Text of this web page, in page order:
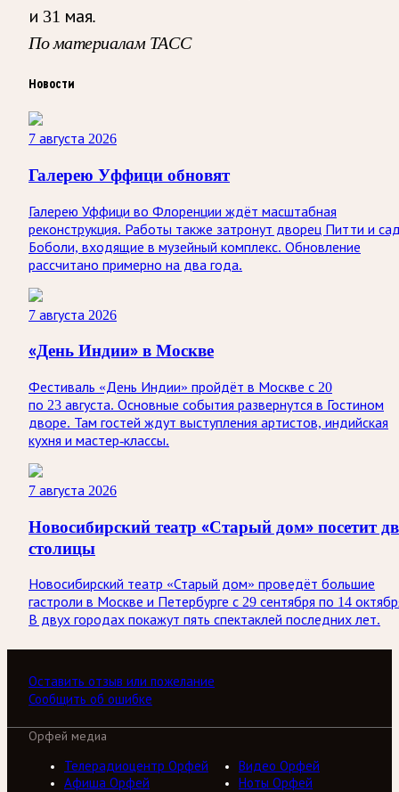
и 31 мая.
По материалам ТАСС
Новости
7 августа 2026
Галерею Уффици обновят
Галерею Уффици во Флоренции ждёт масштабная
реконструкция. Работы также затронут дворец Питти и
Боболи, входящие в музейный комплекс. Обновление
рассчитано примерно на два года.
7 августа 2026
«День Индии» в Москве
Фестиваль «День Индии» пройдёт в Москве с 20
по 23 августа. Основные события развернутся в Гостином
дворе. Там гостей ждут выступления артистов, индийская
кухня и мастер-классы.
7 августа 2026
Новосибирский театр «Старый дом» посетит
столицы
Новосибирский театр «Старый дом» проведёт большие
гастроли в Москве и Петербурге с 29 сентября по 14
В двух городах покажут пять спектаклей последних лет.
Оставить отзыв или пожелание
Сообщить об ошибке
Орфей медиа
Телерадиоцентр Орфей
Видео Орфей
Афиша Орфей
Ноты Орфей